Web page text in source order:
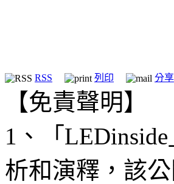
RSS 列印 分享
【免責聲明】
1、「
析和演釋，該